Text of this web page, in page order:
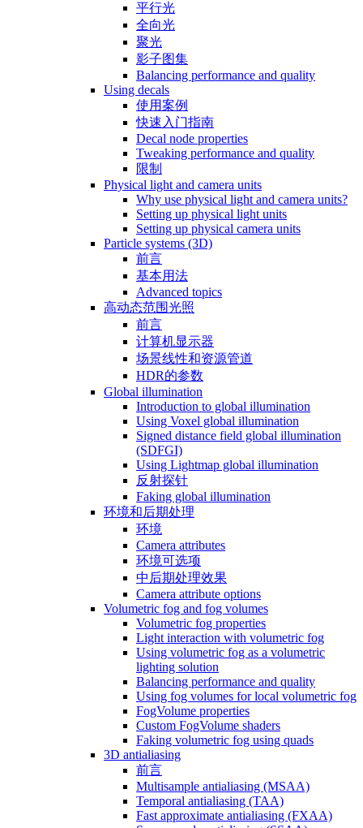
平行光
全向光
聚光
影子图集
Balancing performance and quality
Using decals
使用案例
快速入门指南
Decal node properties
Tweaking performance and quality
限制
Physical light and camera units
Why use physical light and camera units?
Setting up physical light units
Setting up physical camera units
Particle systems (3D)
前言
基本用法
Advanced topics
高动态范围光照
前言
计算机显示器
场景线性和资源管道
HDR的参数
Global illumination
Introduction to global illumination
Using Voxel global illumination
Signed distance field global illumination
(SDFGI)
Using Lightmap global illumination
反射探针
Faking global illumination
环境和后期处理
环境
Camera attributes
环境可选项
中后期处理效果
Camera attribute options
Volumetric fog and fog volumes
Volumetric fog properties
Light interaction with volumetric fog
Using volumetric fog as a volumetric
lighting solution
Balancing performance and quality
Using fog volumes for local volumetric fog
FogVolume properties
Custom FogVolume shaders
Faking volumetric fog using quads
3D antialiasing
前言
Multisample antialiasing (MSAA)
Temporal antialiasing (TAA)
Fast approximate antialiasing (FXAA)